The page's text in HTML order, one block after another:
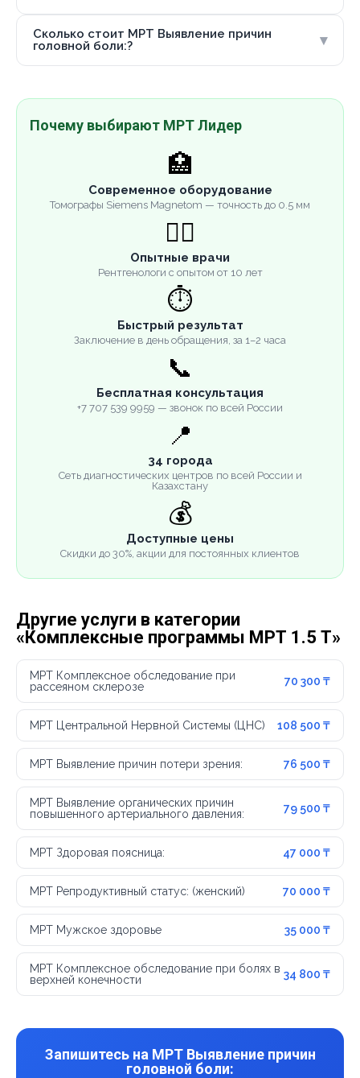
Сколько стоит МРТ Выявление причин
головной боли:?
▾
Почему выбирают МРТ Лидер
🏥
Современное оборудование
Томографы Siemens Magnetom — точность до 0.5 мм
👨‍⚕️
Опытные врачи
Рентгенологи с опытом от 10 лет
⏱️
Быстрый результат
Заключение в день обращения, за 1–2 часа
📞
Бесплатная консультация
+7 707 539 9959 — звонок по всей России
📍
34 города
Сеть диагностических центров по всей России и
Казахстану
💰
Доступные цены
Скидки до 30%, акции для постоянных клиентов
Другие услуги в категории
«Комплексные программы МРТ 1.5 Т»
МРТ Комплексное обследование при
рассеяном склерозе
70 300 ₸
МРТ Центральной Нервной Системы (ЦНС) 108 500 ₸
МРТ Выявление причин потери зрения: 76 500 ₸
МРТ Выявление органических причин
повышенного артериального давления:
79 500 ₸
МРТ Здоровая поясница: 47 000 ₸
МРТ Репродуктивный статус: (женский) 70 000 ₸
МРТ Мужское здоровье 35 000 ₸
МРТ Комплексное обследование при болях в
верхней конечности
34 800 ₸
Запишитесь на МРТ Выявление причин
головной боли: